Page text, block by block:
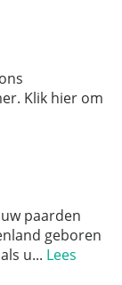
Klik hier om
paarden
geboren
u... Lees